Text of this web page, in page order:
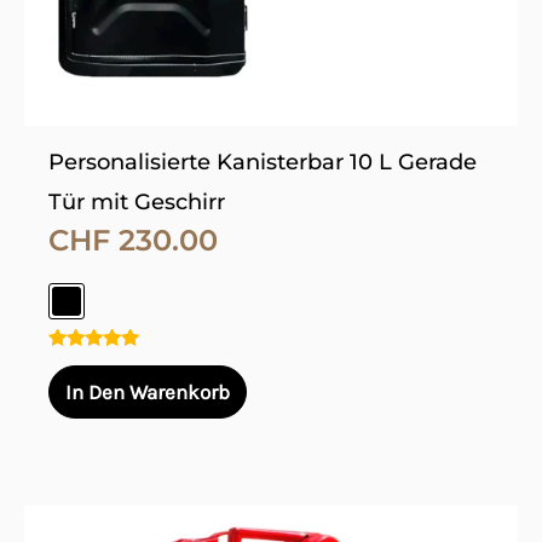
Personalisierte Kanisterbar 10 L Gerade
Tür mit Geschirr
CHF 230.00
Bewertet
mit
5.00
von 5
In Den Warenkorb
der
Produktseite
Dieses